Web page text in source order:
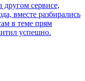
другом сервисе,
вместе разбирались
в теме прям
успешно.